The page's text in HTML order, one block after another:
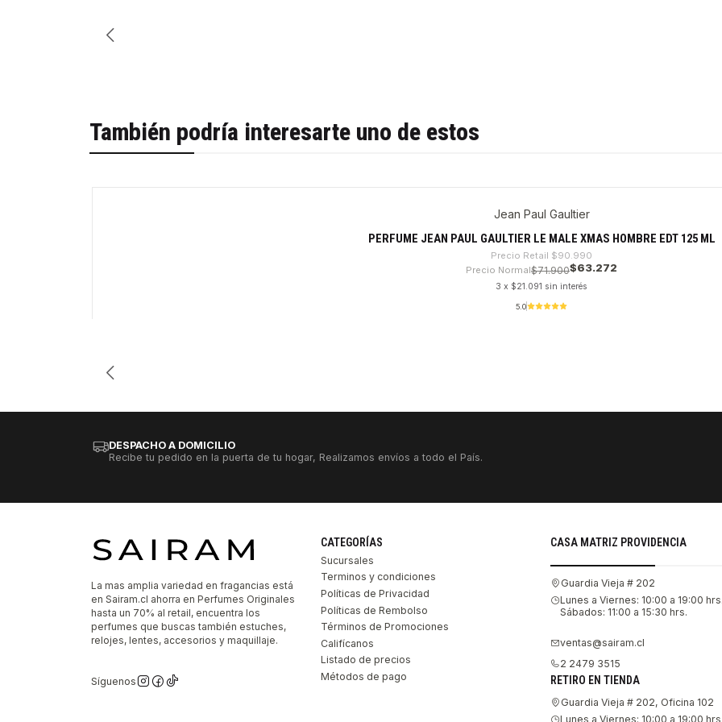
También podría interesarte uno de estos
Jean Paul Gaultier
PERFUME JEAN PAUL GAULTIER LE MALE XMAS HOMBRE EDT 125 ML
Precio Retail $90.990
Precio Normal$71.900$63.272
3 x $21.091 sin interés
5.0
DESPACHO A DOMICILIO
Recibe tu pedido en la puerta de tu hogar, Realizamos envíos a todo el País.
La mas amplia variedad en fragancias está
en Sairam.cl ahorra en Perfumes Originales
hasta un 70% al retail, encuentra los
perfumes que buscas también estuches,
relojes, lentes, accesorios y maquillaje.
Síguenos
CATEGORÍAS
Sucursales
Terminos y condiciones
Políticas de Privacidad
Políticas de Rembolso
Términos de Promociones
Califícanos
Listado de precios
Métodos de pago
CASA MATRIZ PROVIDENCIA
Guardia Vieja # 202
Lunes a Viernes: 10:00 a 19:00 hrs.
Sábados: 11:00 a 15:30 hrs.
ventas@sairam.cl
2 2479 3515
RETIRO EN TIENDA
Guardia Vieja # 202, Oficina 102
Lunes a Viernes: 10:00 a 19:00 hrs.